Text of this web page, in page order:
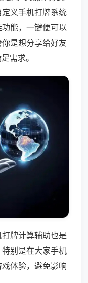
义手机打牌系统
能，一键便可以
是想分享给好友
需求。
牌计算辅助也是
别是在大家手机
体验，避免影响